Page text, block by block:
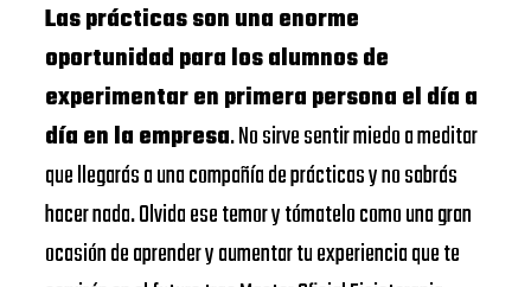
Las prácticas son una enorme
oportunidad para los alumnos de
experimentar en primera persona el día a
día en la empresa. No sirve sentir miedo a meditar
que llegarás a una compañía de prácticas y no sabrás
hacer nada. Olvida ese temor y tómatelo como una gran
ocasión de aprender y aumentar tu experiencia que te